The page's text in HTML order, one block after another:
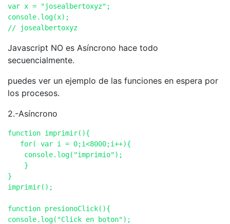
var x = "josealbertoxyz";
console.log(x);
// josealbertoxyz
Javascript NO es Asíncrono hace todo
secuencialmente.
puedes ver un ejemplo de las funciones en espera por
los procesos.
2.-Asíncrono
function imprimir(){
   for( var i = 0;i<8000;i++){
    console.log("imprimio");
    }
}
imprimir();
function presionoClick(){
console.log("Click en boton");